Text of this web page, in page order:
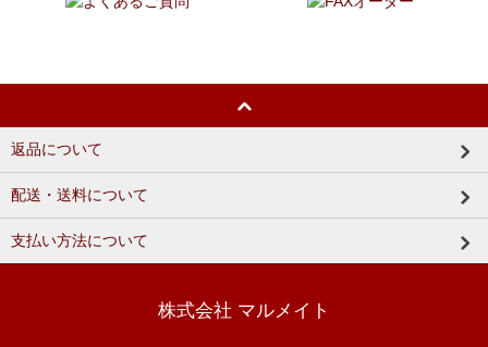
返品について
配送・送料について
支払い方法について
株式会社 マルメイト